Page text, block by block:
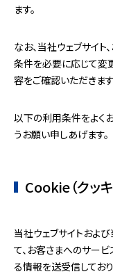
ます。
なお、当社ウェブサイト
条件を必要に応じて変
容をご確認いただきま
以下の利用条件をよく
うお願い申しあげます。
Cookie（クッ
当社ウェブサイトおよ
て、お客さまへのサー
る情報を送受信しており